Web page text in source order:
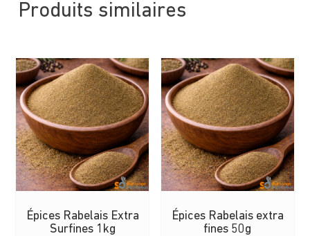
Produits similaires
Épices Rabelais Extra
Surfines 1kg
Épices Rabelais extra
fines 50g